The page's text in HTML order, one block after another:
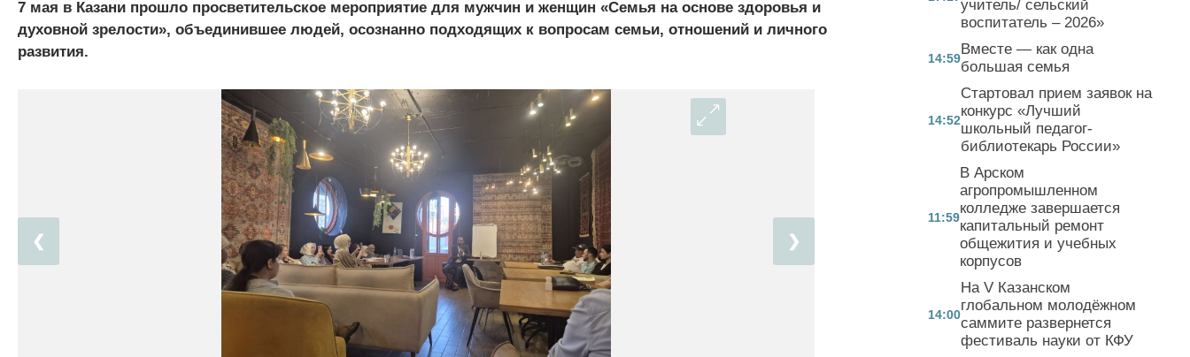
7 мая в Казани прошло просветительское мероприятие для мужчин и женщин «Семья на основе здоровья и
духовной зрелости», объединившее людей, осознанно подходящих к вопросам семьи, отношений и личного
развития.
❮ ❯
учитель/ сельский
воспитатель – 2026»
14:59
Вместе — как одна
большая семья
14:52
Стартовал прием заявок на
конкурс «Лучший
школьный педагог-
библиотекарь России»
11:59
В Арском
агропромышленном
колледже завершается
капитальный ремонт
общежития и учебных
корпусов
14:00
На V Казанском
глобальном молодёжном
саммите развернется
фестиваль науки от КФУ